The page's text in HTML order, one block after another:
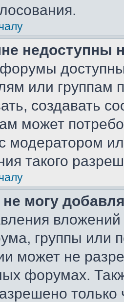
недоступны
или группам
создавать
может
модератором
такого
могу
группы или
может не
форумах.